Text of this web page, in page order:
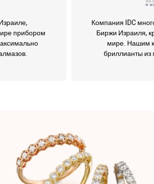
прибором
Компания IDC
Биржи Израиля,
мире. Нашим
бриллианты из